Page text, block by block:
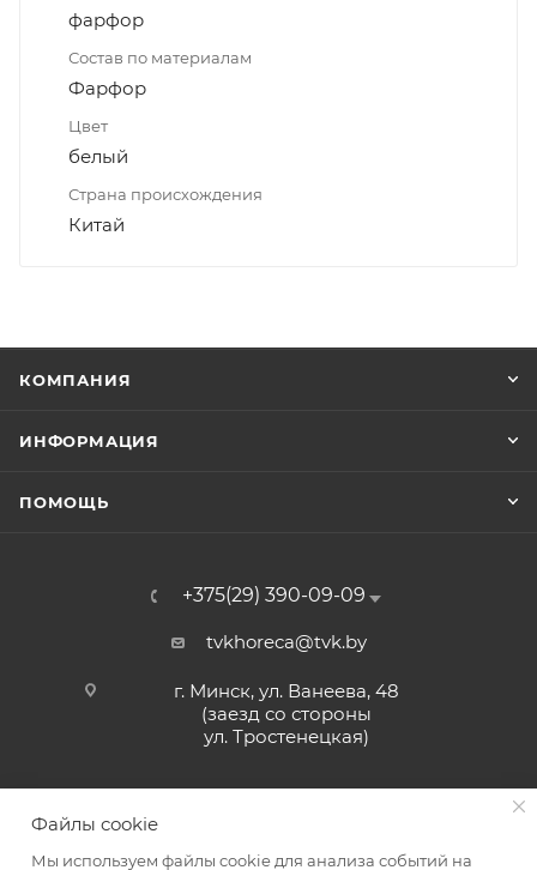
фарфор
Состав по материалам
Фарфор
Цвет
белый
Страна происхождения
Китай
КОМПАНИЯ
ИНФОРМАЦИЯ
ПОМОЩЬ
+375(29) 390-09-09
tvkhoreca@tvk.by
г. Минск, ул. Ванеева, 48
(заезд со стороны
ул. Тростенецкая)
Файлы cookie
Мы используем файлы cookie для анализа событий на